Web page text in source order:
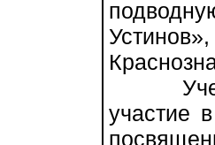
участие